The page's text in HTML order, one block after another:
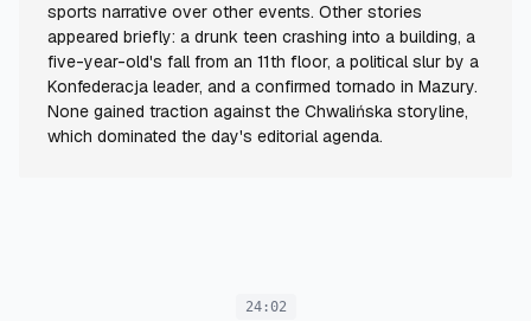
sports narrative over other events. Other stories
appeared briefly: a drunk teen crashing into a building, a
five-year-old's fall from an 11th floor, a political slur by a
Konfederacja leader, and a confirmed tornado in Mazury.
None gained traction against the Chwalińska storyline,
which dominated the day's editorial agenda.
24:02